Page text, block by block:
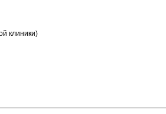
клиники)